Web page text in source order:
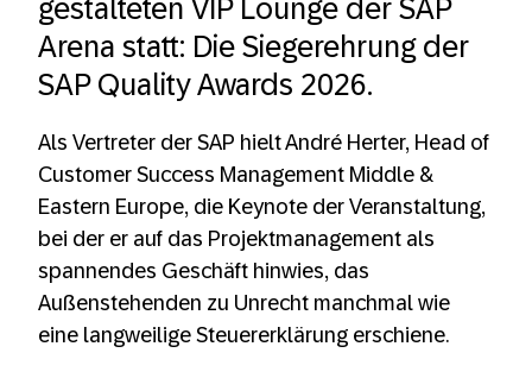
gestalteten VIP Lounge der SAP
Arena statt: Die Siegerehrung der
SAP Quality Awards 2026.
Als Vertreter der SAP hielt André Herter, Head of
Customer Success Management Middle &
Eastern Europe, die Keynote der Veranstaltung,
bei der er auf das Projektmanagement als
spannendes Geschäft hinwies, das
Außenstehenden zu Unrecht manchmal wie
eine langweilige Steuererklärung erschiene.